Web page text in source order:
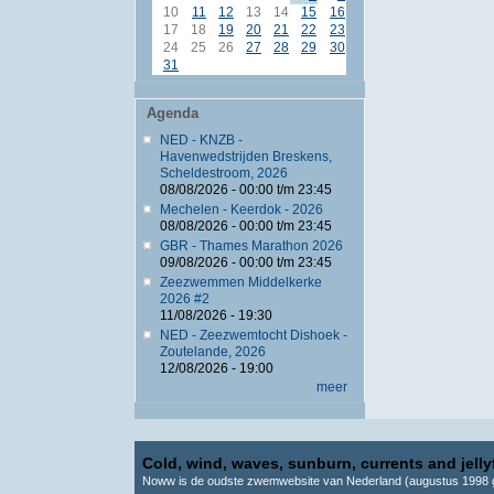
10
11 12 13 14 15
16
17
18 19 20 21 22
23
24
25 26 27 28 29
30
31
Agenda
NED - KNZB -
Havenwedstrijden Breskens,
Scheldestroom, 2026
08/08/2026 - 00:00t/m 23:45
Mechelen - Keerdok - 2026
08/08/2026 - 00:00t/m 23:45
GBR - Thames Marathon 2026
09/08/2026 - 00:00t/m 23:45
Zeezwemmen Middelkerke
2026 #2
11/08/2026 - 19:30
NED - Zeezwemtocht Dishoek -
Zoutelande, 2026
12/08/2026 - 19:00
meer
Cold, wind, waves, sunburn, currents and
Noww is de oudste zwemwebsite van Nederland (augustus 1998